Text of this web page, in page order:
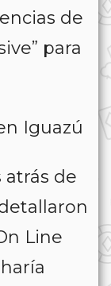
de
para
Iguazú
de
Line